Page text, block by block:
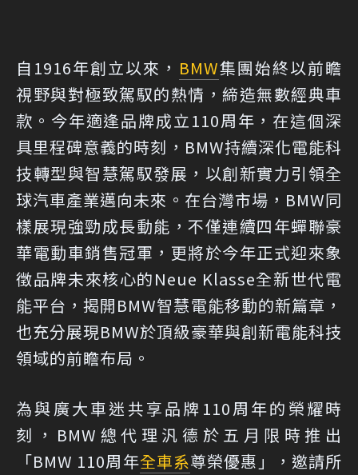
自1916年創立以來， BMW集團始終以前瞻
視野與對極致駕馭的熱情，締造無數經典車
款。今年適逢品牌成立110周年，在這個深
具里程碑意義的時刻，BMW持續深化電能科
技轉型與智慧駕馭發展，以創新實力引領全
球汽車產業邁向未來。在台灣市場，BMW同
樣展現強勁成長動能，不僅連續四年蟬聯豪
華電動車銷售冠軍，更將於今年正式迎來象
徵品牌未來核心的Neue Klasse全新世代電
能平台，揭開BMW智慧電能移動的新篇章，
也充分展現BMW於頂級豪華與創新電能科技
領域的前瞻布局。
為與廣大車迷共享品牌110周年的榮耀時
刻，BMW總代理汎德於五月限時推出
「BMW 110周年全車系尊榮優惠」，邀請所